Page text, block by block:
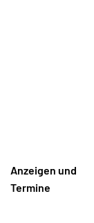
Anzeigen und
Termine